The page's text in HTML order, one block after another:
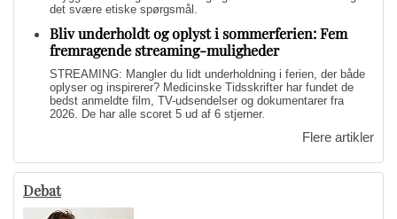
det svære etiske spørgsmål.
Bliv underholdt og oplyst i sommerferien: Fem
fremragende streaming-muligheder
STREAMING: Mangler du lidt underholdning i ferien, der både
oplyser og inspirerer? Medicinske Tidsskrifter har fundet de
bedst anmeldte film, TV-udsendelser og dokumentarer fra
2026. De har alle scoret 5 ud af 6 stjerner.
Flere artikler
Debat